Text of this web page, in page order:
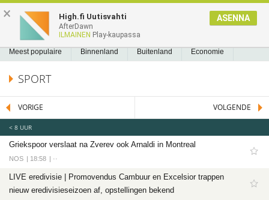
NIEUWS2.NL
Nieuws
Meest populaire
Buitenland
Politiek
Sport
Voetbal
Ajax
Cambuur
NIEUWS REEDS GELEZEN BLADWIJZERS
Meest populaire Binnenland Buitenland Economie
PolitiekSPORT
VORIGE VOLGENDE
< 8 UUR
Griekspoor verslaat na Zverev ook Arnaldi in Montreal
NOS 18:58 ··
LIVE eredivisie | Promovendus Cambuur en Excelsior trappen
nieuw eredivisieseizoen af, opstellingen bekend
× High.fi Uutisvahti
AfterDawn
ILMAINEN Play-kaupassa
ASENNA